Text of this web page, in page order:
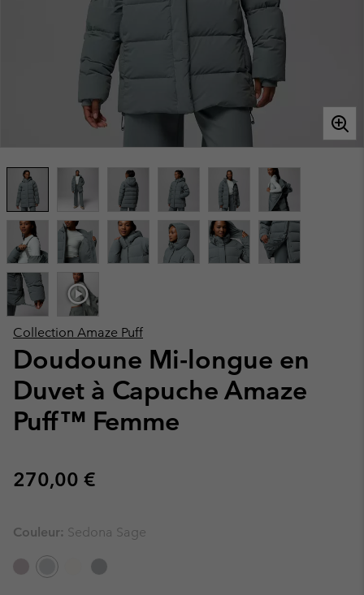
Collection Amaze Puff
Doudoune Mi-longue en
Duvet à Capuche Amaze
Puff™ Femme
Regular price:
270,00 €
Couleur: Sedona Sage